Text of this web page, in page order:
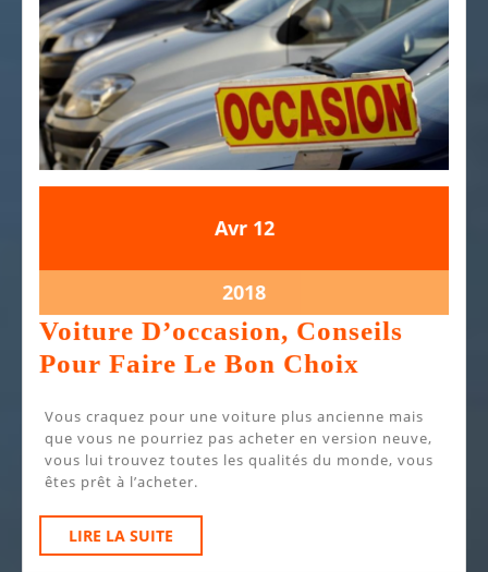
Avr12
2018
1212
201812
avril
2018
Voiture D’occasion, Conseils
Pour Faire Le Bon Choix
Conseils
Pour
Vous craquez pour une voiture plus ancienne mais
que vous ne pourriez pas acheter en version neuve,
vous lui trouvez toutes les qualités du monde, vous
êtes prêt à l’acheter.
LIRE LA SUITE
LA